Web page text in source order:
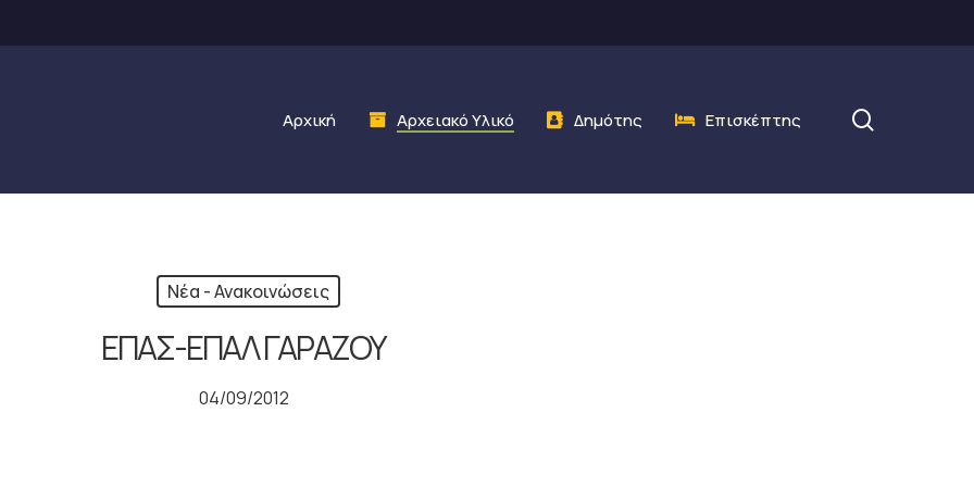
Αρχική Αρχειακό Υλικό Δημότης Επισκέπτης
Νέα - Ανακοινώσεις
ΕΠΑΣ-ΕΠΑΛ ΓΑΡΑΖΟΥ
04/09/2012